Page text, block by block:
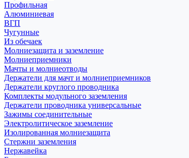
Профильная
Алюминиевая
ВГП
Чугунные
Из обечаек
Молниезащита и заземление
Молниеприемники
Мачты и молниеотводы
Держатели для мачт и молниеприемников
Держатели круглого проводника
Комплекты модульного заземления
Держатели проводника универсальные
Зажимы соединительные
Электролитическое заземление
Изолированная молниезащита
Стержни заземления
Нержавейка